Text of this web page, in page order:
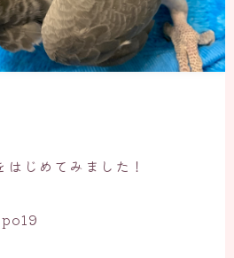
はじめてみました！